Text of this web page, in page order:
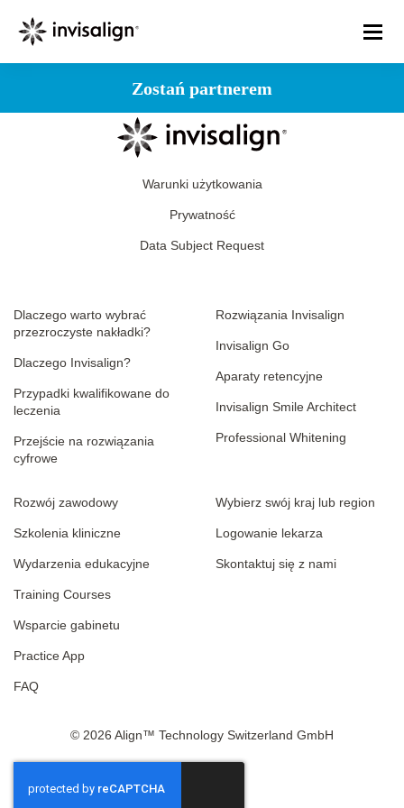
Zostań partnerem
Warunki użytkowania
Prywatność
Data Subject Request
Dlaczego warto wybrać
przezroczyste nakładki?
Dlaczego Invisalign?
Przypadki kwalifikowane do
leczenia
Przejście na rozwiązania
cyfrowe
Rozwiązania Invisalign
Invisalign Go
Aparaty retencyjne
Invisalign Smile Architect
Professional Whitening
Rozwój zawodowy
Szkolenia kliniczne
Wydarzenia edukacyjne
Training Courses
Wsparcie gabinetu
Practice App
FAQ
Wybierz swój kraj lub region
Logowanie lekarza
Skontaktuj się z nami
© 2026 Align™ Technology Switzerland GmbH